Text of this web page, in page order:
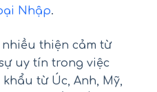
Nhập.
thiện cảm từ
uy tín trong việc
từ Úc, Anh, Mỹ,